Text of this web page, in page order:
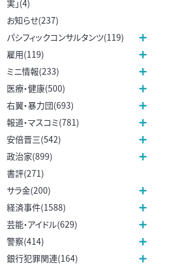
実」(4)
お知らせ(237)
パシフィックコンサルタンツ(119)
雇用(119)
ミニ情報(233)
医療・健康(500)
右翼・暴力団(693)
報道・マスコミ(781)
安倍晋三(542)
政治家(899)
書評(271)
サラ金(200)
経済事件(1588)
芸能・アイドル(629)
警察(414)
銀行犯罪関連(164)